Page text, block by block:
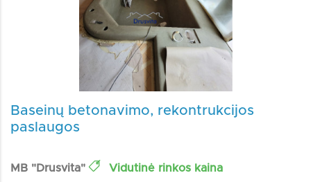
Baseinų betonavimo, rekontrukcijos
paslaugos
MB "Drusvita" Vidutinė rinkos kaina